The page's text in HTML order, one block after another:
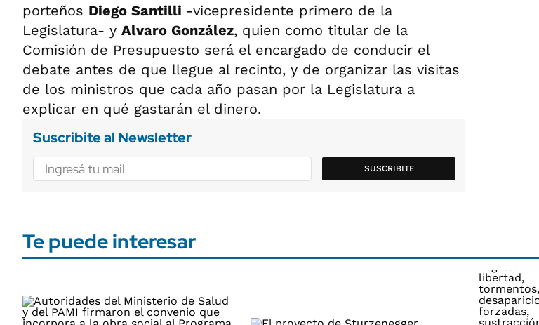
porteños Diego Santilli -vicepresidente primero de la
Legislatura- y Alvaro González, quien como titular de la
Comisión de Presupuesto será el encargado de conducir el
debate antes de que llegue al recinto, y de organizar las visitas
de los ministros que cada año pasan por la Legislatura a
explicar en qué gastarán el dinero.
Suscribite al Newsletter
SUSCRIBITE
Te puede interesar